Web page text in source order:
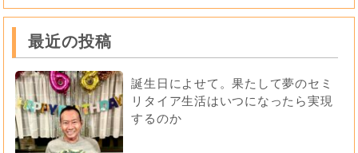
最近の投稿
誕生日によせて。果たして夢のセミ
リタイア生活はいつになったら実現
するのか